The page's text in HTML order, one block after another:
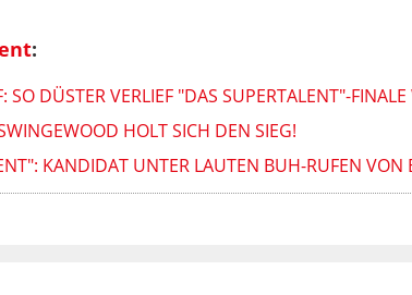
:
DÜSTER VERLIEF "DAS SUPERTALENT"-FINALE
HOLT SICH DEN SIEG!
KANDIDAT UNTER LAUTEN BUH-RUFEN VON